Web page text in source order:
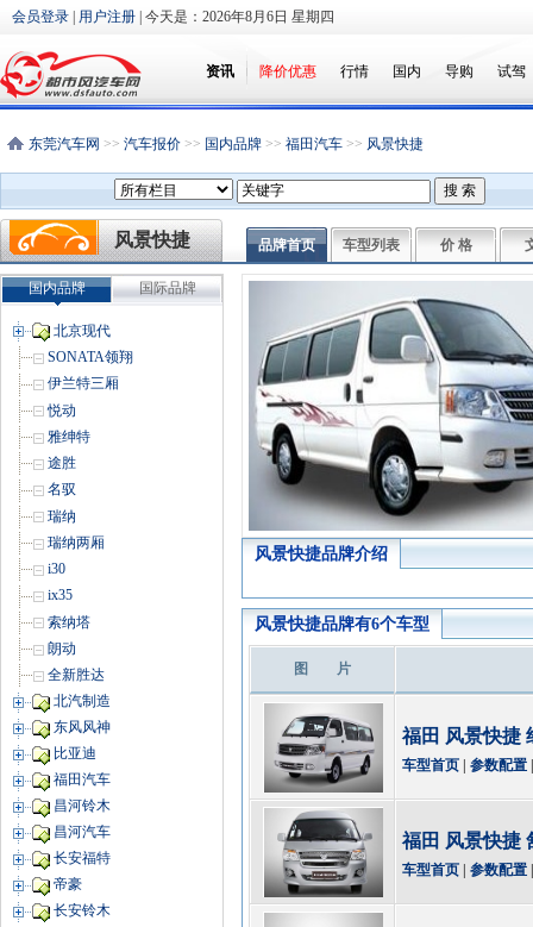
会员登录 用户注册 | 今天是： 2026年8月6日 星期四
资讯 降价优惠 行情 国内 导购 试驾
东莞汽车网 >> 汽车报价 >> 国内品牌 >> 福田汽车 >> 风景快捷
风景快捷 品牌首页 车型列表 价 格
风景快捷品牌介绍
风景快捷品牌有6个车型
图 片
福田 风景快捷
车型首页 参数配置
福田 风景快捷
车型首页 参数配置
国内品牌 国际品牌
北京现代
SONATA领翔
伊兰特三厢
悦动
雅绅特
途胜
名驭
瑞纳
瑞纳两厢
i30
ix35
索纳塔
朗动
全新胜达
北汽制造
东风风神
比亚迪
福田汽车
昌河铃木
昌河汽车
长安福特
帝豪
长安铃木